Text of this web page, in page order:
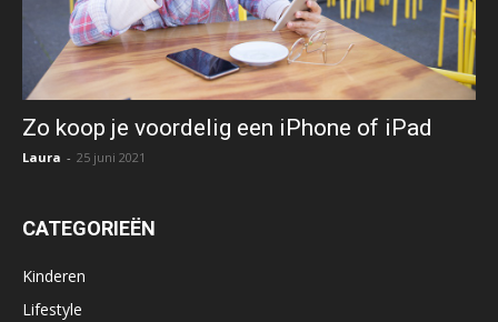
Zo koop je voordelig een iPhone of iPad
Laura - 25 juni 2021
CATEGORIEËN
Kinderen
Lifestyle